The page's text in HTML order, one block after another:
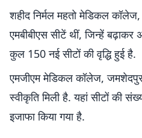
शहीद निर्मल महतो मेडिकल
एमबीबीएस सीटें थीं, जिन्हें बढ़ाकर
कुल 150 नई सीटों की वृद्धि हुई है.
एमजीएम मेडिकल कॉलेज, जमशेदपुर
स्वीकृति मिली है. यहां सीटों की
इजाफा किया गया है.